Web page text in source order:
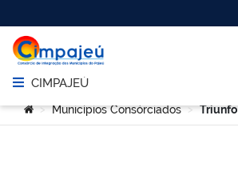
Abrir menu principal de navegação
CIMPAJEÚ
Você está aqui:
> Municípios Consórciados > Triunfo